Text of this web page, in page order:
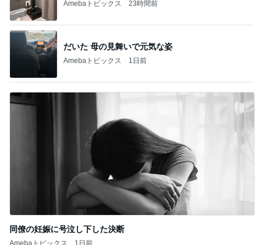
Amebaトピックス 23時間前
だいた 母の見舞いで元気な姿
Amebaトピックス 1日前
同僚の妊娠に号泣し下した決断
Amebaトピックス 1日前